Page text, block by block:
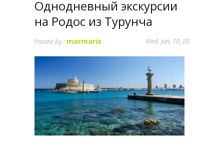
Однодневный экскурсии
на Родос из Турунча
Wed, Jun, 10, 20
Posted by : marmaris